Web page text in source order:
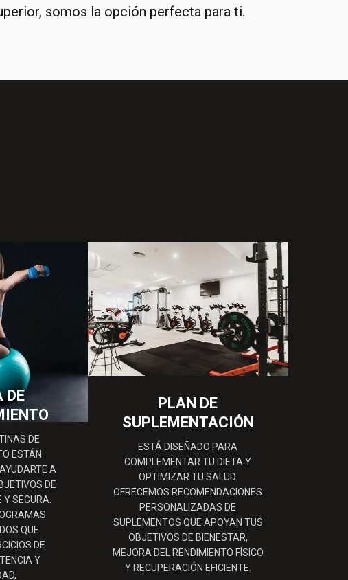
somos la opción perfecta para ti.
DE
DE
ESTÁN
A
DE
Y SEGURA.
QUE
DE
Y
PLAN DE
SUPLEMENTACIÓN
ESTÁ DISEÑADO PARA
COMPLEMENTAR TU DIETA Y
OPTIMIZAR TU SALUD.
OFRECEMOS RECOMENDACIONES
PERSONALIZADAS DE
SUPLEMENTOS QUE APOYAN TUS
OBJETIVOS DE BIENESTAR,
MEJORA DEL RENDIMIENTO FÍSICO
Y RECUPERACIÓN EFICIENTE.